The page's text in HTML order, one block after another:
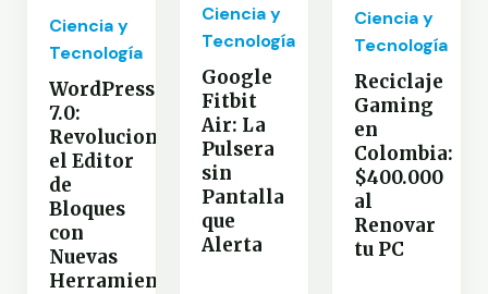
Ciencia y
Tecnología
WordPress
7.0:
Revoluciona
el Editor
de
Bloques
con
Nuevas
Herramientas
Ciencia y
Tecnología
Google
Fitbit
Air: La
Pulsera
sin
Pantalla
que
Alerta
Ciencia y
Tecnología
Reciclaje
Gaming
en
Colombia:
$400.000
al
Renovar
tu PC